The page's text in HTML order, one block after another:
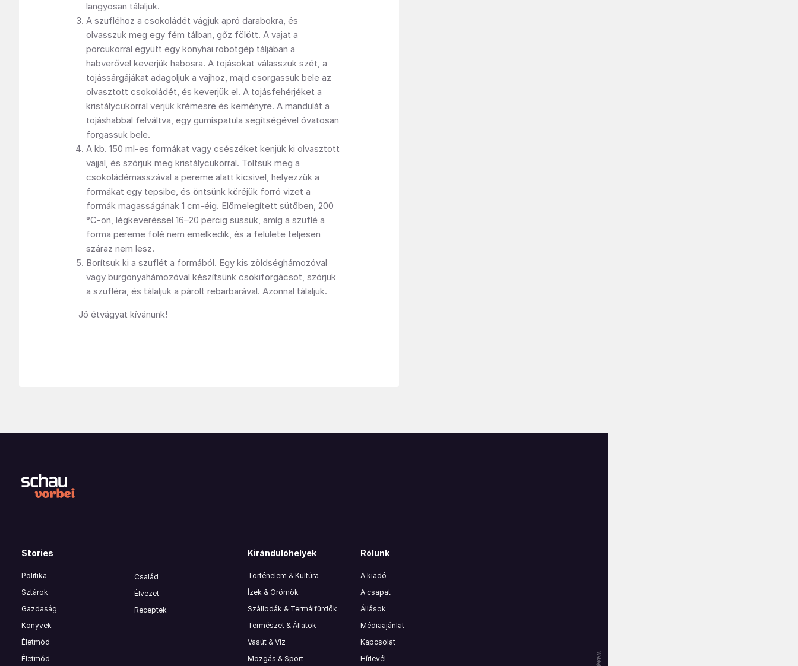
langyosan tálaljuk.
A szufléhoz a csokoládét vágjuk apró darabokra, és
olvasszuk meg egy fém tálban, gőz fölött. A vajat a
porcukorral együtt egy konyhai robotgép táljában a
habverővel keverjük habosra. A tojásokat válasszuk szét, a
tojássárgájákat adagoljuk a vajhoz, majd csorgassuk bele az
olvasztott csokoládét, és keverjük el. A tojásfehérjéket a
kristálycukorral verjük krémesre és keményre. A mandulát a
tojáshabbal felváltva, egy gumispatula segítségével óvatosan
forgassuk bele.
A kb. 150 ml-es formákat vagy csészéket kenjük ki olvasztott
vajjal, és szórjuk meg kristálycukorral. Töltsük meg a
csokoládémasszával a pereme alatt kicsivel, helyezzük a
formákat egy tepsibe, és öntsünk köréjük forró vizet a
formák magasságának 1 cm-éig. Előmelegített sütőben, 200
°C-on, légkeveréssel 16–20 percig süssük, amíg a szuflé a
forma pereme fölé nem emelkedik, és a felülete teljesen
száraz nem lesz.
Borítsuk ki a szuflét a formából. Egy kis zöldséghámozóval
vagy burgonyahámozóval készítsünk csokiforgácsot, szórjuk
a szufléra, és tálaljuk a párolt rebarbarával. Azonnal tálaljuk.
Jó étvágyat kívánunk!
Stories
Politika
Sztárok
Gazdaság
Könyvek
Életmód
Életmód
Család
Élvezet
Receptek
Kirándulóhelyek
Történelem & Kultúra
Ízek & Örömök
Szállodák & Termálfürdők
Természet & Állatok
Vasút & Víz
Mozgás & Sport
Rólunk
A kiadó
A csapat
Állások
Médiaajánlat
Kapcsolat
Hírlevél